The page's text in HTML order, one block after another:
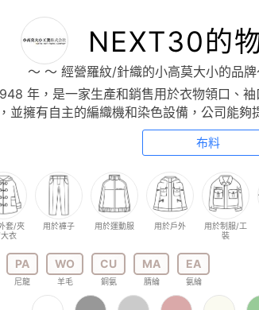
NEXT30的
〜 〜 經營羅紋/針織的小高莫大小的品
年，是一家生產和銷售用於衣物領口、
並擁有自主的編織機和染色設備，公司能夠
布料
套/夾
衣
用於褲子 用於運動服 用於戶外
用於制服/工
裝
PA
尼龍
WO
羊毛
CU
銅氨
MA
腈綸
EA
氨綸